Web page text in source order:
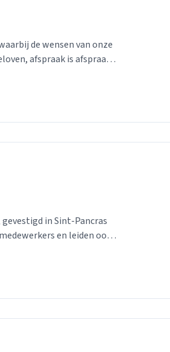
de wensen van onze
afspraak is afspraak.
in Sint-Pancras
en leiden ook